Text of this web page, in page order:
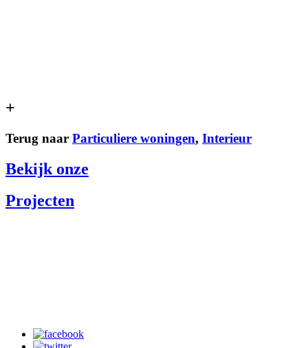
+
Terug naar Particuliere woningen, Interieur
Bekijk onze
Projecten